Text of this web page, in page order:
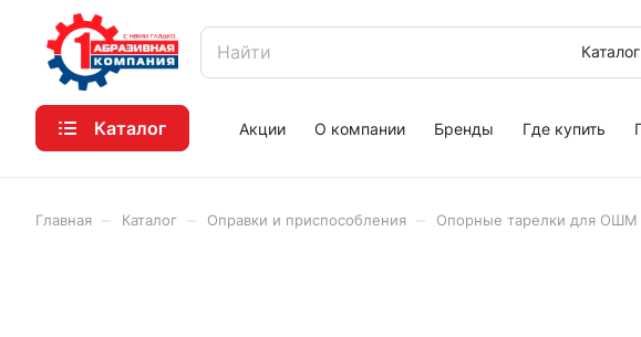
Каталог
Каталог Акции О компании Бренды Где купить
Главная Каталог Оправки и приспособления Опорные тарелки для ОШМ